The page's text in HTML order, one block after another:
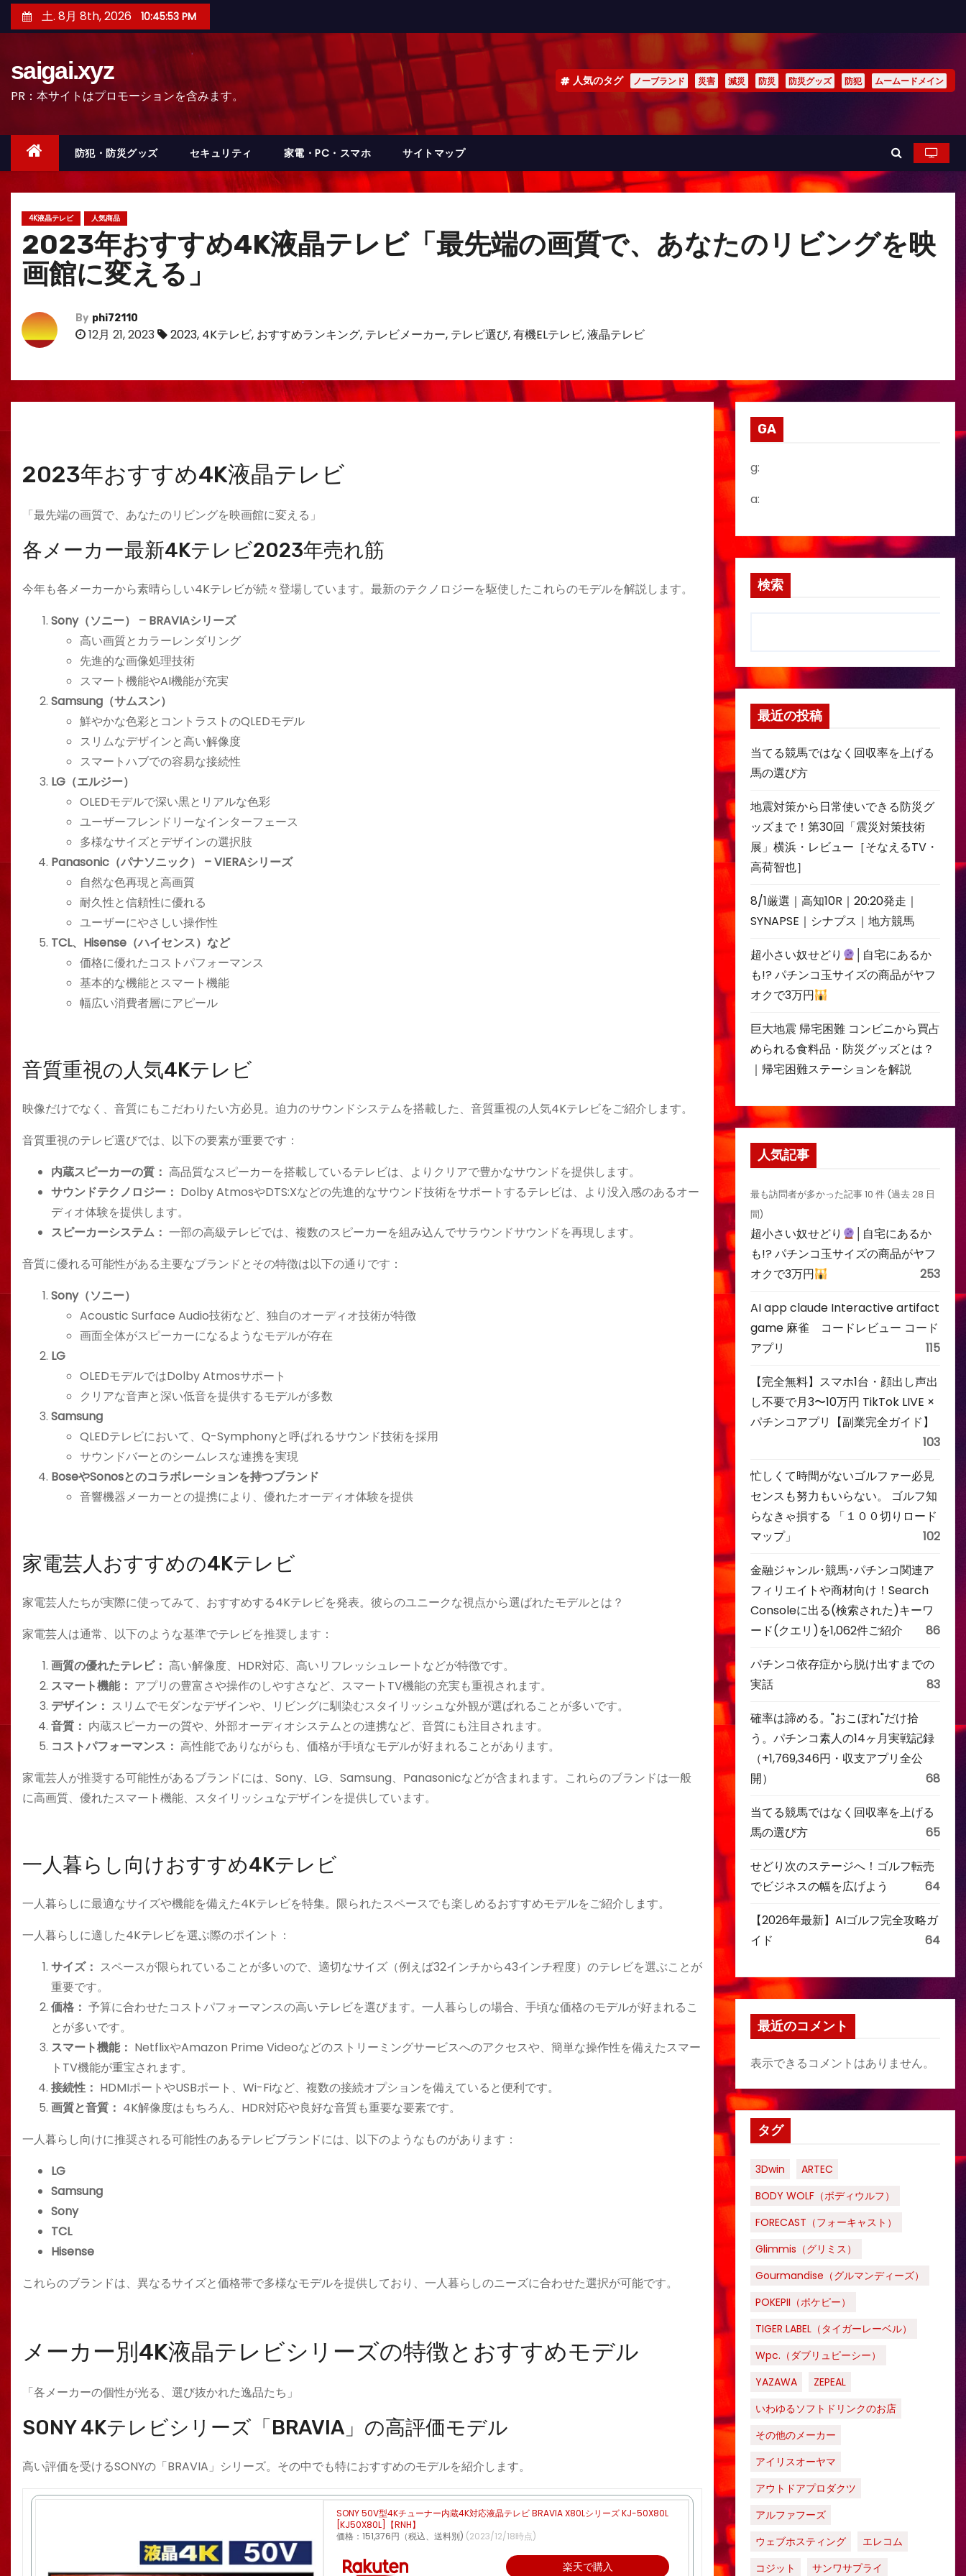
ン
ッ
土. 8月 8th, 2026 10:45:54 PM
saigai.xyz
PR：本サイトはプロモーションを含みます。
人気のタグ ノーブランド 災害 減災 防災 防災グッズ 防犯 ムームードメイン
防犯・防災グッズ セキュリティ 家電・PC・スマホ サイトマップ
4K液晶テレビ 人気商品
2023年おすすめ4K液晶テレビ「最先端の画質で、あなたのリビングを映
画館に変える」
By phi72110
12月 21, 2023 2023, 4Kテレビ, おすすめランキング, テレビメーカー, テレビ選び,有機ELテレビ,液晶テレビ
2023年おすすめ4K液晶テレビ
「最先端の画質で、あなたのリビングを映画館に変える」
各メーカー最新4Kテレビ2023年売れ筋
今年も各メーカーから素晴らしい4Kテレビが続々登場しています。最新のテクノロジーを駆使したこれらのモデルを解説します。
Sony（ソニー） – BRAVIAシリーズ
高い画質とカラーレンダリング
先進的な画像処理技術
スマート機能やAI機能が充実
Samsung（サムスン）
鮮やかな色彩とコントラストのQLEDモデル
スリムなデザインと高い解像度
スマートハブでの容易な接続性
LG（エルジー）
OLEDモデルで深い黒とリアルな色彩
ユーザーフレンドリーなインターフェース
多様なサイズとデザインの選択肢
Panasonic（パナソニック） – VIERAシリーズ
自然な色再現と高画質
耐久性と信頼性に優れる
ユーザーにやさしい操作性
TCL、Hisense（ハイセンス）など
価格に優れたコストパフォーマンス
基本的な機能とスマート機能
幅広い消費者層にアピール
音質重視の人気4Kテレビ
映像だけでなく、音質にもこだわりたい方必見。迫力のサウンドシステムを搭載した、音質重視の人気4Kテレビをご紹介します。
音質重視のテレビ選びでは、以下の要素が重要です：
内蔵スピーカーの質： 高品質なスピーカーを搭載しているテレビは、よりクリアで豊かなサウンドを提供します。
サウンドテクノロジー： Dolby AtmosやDTS:Xなどの先進的なサウンド技術をサポートするテレビは、より没入感のあるオー
ディオ体験を提供します。
スピーカーシステム： 一部の高級テレビでは、複数のスピーカーを組み込んでサラウンドサウンドを再現します。
音質に優れる可能性がある主要なブランドとその特徴は以下の通りです：
Sony（ソニー）
Acoustic Surface Audio技術など、独自のオーディオ技術が特徴
画面全体がスピーカーになるようなモデルが存在
LG
OLEDモデルではDolby Atmosサポート
クリアな音声と深い低音を提供するモデルが多数
Samsung
QLEDテレビにおいて、Q-Symphonyと呼ばれるサウンド技術を採用
サウンドバーとのシームレスな連携を実現
BoseやSonosとのコラボレーションを持つブランド
音響機器メーカーとの提携により、優れたオーディオ体験を提供
家電芸人おすすめの4Kテレビ
家電芸人たちが実際に使ってみて、おすすめする4Kテレビを発表。彼らのユニークな視点から選ばれたモデルとは？
家電芸人は通常、以下のような基準でテレビを推奨します：
画質の優れたテレビ： 高い解像度、HDR対応、高いリフレッシュレートなどが特徴です。
スマート機能： アプリの豊富さや操作のしやすさなど、スマートTV機能の充実も重視されます。
デザイン： スリムでモダンなデザインや、リビングに馴染むスタイリッシュな外観が選ばれることが多いです。
音質： 内蔵スピーカーの質や、外部オーディオシステムとの連携など、音質にも注目されます。
コストパフォーマンス： 高性能でありながらも、価格が手頃なモデルが好まれることがあります。
家電芸人が推奨する可能性があるブランドには、Sony、LG、Samsung、Panasonicなどが含まれます。これらのブランドは一般
に高画質、優れたスマート機能、スタイリッシュなデザインを提供しています。
一人暮らし向けおすすめ4Kテレビ
一人暮らしに最適なサイズや機能を備えた4Kテレビを特集。限られたスペースでも楽しめるおすすめモデルをご紹介します。
一人暮らしに適した4Kテレビを選ぶ際のポイント：
サイズ： スペースが限られていることが多いので、適切なサイズ（例えば32インチから43インチ程度）のテレビを選ぶことが
重要です。
価格： 予算に合わせたコストパフォーマンスの高いテレビを選びます。一人暮らしの場合、手頃な価格のモデルが好まれるこ
とが多いです。
スマート機能： NetflixやAmazon Prime Videoなどのストリーミングサービスへのアクセスや、簡単な操作性を備えたスマー
トTV機能が重宝されます。
接続性： HDMIポートやUSBポート、Wi-Fiなど、複数の接続オプションを備えていると便利です。
画質と音質： 4K解像度はもちろん、HDR対応や良好な音質も重要な要素です。
一人暮らし向けに推奨される可能性のあるテレビブランドには、以下のようなものがあります：
LG
Samsung
Sony
TCL
Hisense
これらのブランドは、異なるサイズと価格帯で多様なモデルを提供しており、一人暮らしのニーズに合わせた選択が可能です。
メーカー別4K液晶テレビシリーズの特徴とおすすめモデル
「各メーカーの個性が光る、選び抜かれた逸品たち」
SONY 4Kテレビシリーズ「BRAVIA」の高評価モデル
高い評価を受けるSONYの「BRAVIA」シリーズ。その中でも特におすすめのモデルを紹介します。
SONY 50V型4Kチューナー内蔵4K対応液晶テレビ BRAVIA X80Lシリーズ KJ-50X80L
[KJ50X80L]【RNH】
価格：151,376円（税込、送料別) (2023/12/18時点)
楽天で購入
GA
g:
a:
検索
最近の投稿
当てる競馬ではなく回収率を上げる
馬の選び方
地震対策から日常使いできる防災グ
ッズまで！第30回「震災対策技術
展」横浜・レビュー［そなえるTV・
高荷智也］
8/1厳選｜高知10R｜20:20発走｜
SYNAPSE｜シナプス｜地方競馬
超小さい奴せどり
│自宅にあるか
も!? パチンコ玉サイズの商品がヤフ
オクで3万円
巨大地震 帰宅困難 コンビニから買占
められる食料品・防災グッズとは？
｜帰宅困難ステーションを解説
人気記事
最も訪問者が多かった記事 10 件 (過去 28 日
間)
超小さい奴せどり
│自宅にあるか
も!? パチンコ玉サイズの商品がヤフ
オクで3万円
253
AI app claude Interactive artifact
game 麻雀 コードレビュー コード
アプリ
115
【完全無料】スマホ1台・顔出し声出
し不要で月3〜10万円 TikTok LIVE ×
パチンコアプリ【副業完全ガイド】
103
忙しくて時間がないゴルファー必見
センスも努力もいらない。 ゴルフ知
らなきゃ損する 「１００切りロード
マップ」
102
金融ジャンル･競馬･パチンコ関連ア
フィリエイトや商材向け！Search
Consoleに出る(検索された)キーワ
ード(クエリ)を1,062件ご紹介
86
パチンコ依存症から脱け出すまでの
実話
83
確率は諦める。"おこぼれ"だけ拾
う。パチンコ素人の14ヶ月実戦記録
（+1,769,346円・収支アプリ全公
開）
68
当てる競馬ではなく回収率を上げる
馬の選び方
65
せどり次のステージへ！ゴルフ転売
でビジネスの幅を広げよう
64
【2026年最新】AIゴルフ完全攻略ガ
イド
64
最近のコメント
表示できるコメントはありません。
タグ
3Dwin
ARTEC
BODY WOLF（ボディウルフ）
FORECAST（フォーキャスト）
Glimmis（グリミス）
Gourmandise（グルマンディーズ）
POKEPII（ポケピー）
TIGER LABEL（タイガーレーベル）
Wpc.（ダブリュピーシー）
YAZAWA
ZEPEAL
いわゆるソフトドリンクのお店
その他のメーカー
アイリスオーヤマ
アウトドアプロダクツ
アルファフーズ
ウェブホスティング
エレコム
コジット
サンワサプライ